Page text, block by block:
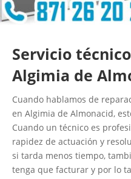
Servicio
Algimia de
Cuando hablamos de
en Algimia de Almonacid,
Cuando un técnico es
rapidez de actuación y
si tarda menos tiempo,
tenga que facturar y por lo